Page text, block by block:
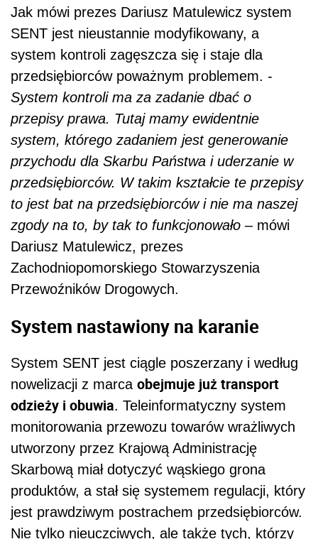
Jak mówi prezes Dariusz Matulewicz system
SENT jest nieustannie modyfikowany, a
system kontroli zagęszcza się i staje dla
przedsiębiorców poważnym problemem. -
System kontroli ma za zadanie dbać o
przepisy prawa. Tutaj mamy ewidentnie
system, którego zadaniem jest generowanie
przychodu dla Skarbu Państwa i uderzanie w
przedsiębiorców. W takim kształcie te przepisy
to jest bat na przedsiębiorców i nie ma naszej
zgody na to, by tak to funkcjonowało – mówi
Dariusz Matulewicz, prezes
Zachodniopomorskiego Stowarzyszenia
Przewoźników Drogowych.
System nastawiony na karanie
System SENT jest ciągle poszerzany i według
nowelizacji z marca obejmuje już transport
odzieży i obuwia. Teleinformatyczny system
monitorowania przewozu towarów wrażliwych
utworzony przez Krajową Administrację
Skarbową miał dotyczyć wąskiego grona
produktów, a stał się systemem regulacji, który
jest prawdziwym postrachem przedsiębiorców.
Nie tylko nieuczciwych, ale także tych, którzy